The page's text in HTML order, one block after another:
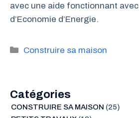
avec une aide fonctionnant
d’Economie d’Energie.
Catégories
Construire sa maison
Catégories
CONSTRUIRE SA MAISON (25)